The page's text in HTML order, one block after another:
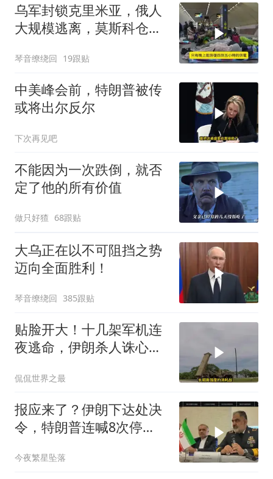
乌军封锁克里米亚，俄人
大规模逃离，莫斯科仓库
琴音缭绕回 19跟贴
中美峰会前，特朗普被传
或将出尔反尔
下次再见吧
不能因为一次跌倒，就否
定了他的所有价值
做只好猹 68跟贴
大乌正在以不可阻挡之势
迈向全面胜利！
琴音缭绕回 385跟贴
贴脸开大！十几架军机连
夜逃命，伊朗杀人诛心，
侃侃世界之最
报应来了？伊朗下达处决
令，特朗普连喊8次停
今夜繁星坠落